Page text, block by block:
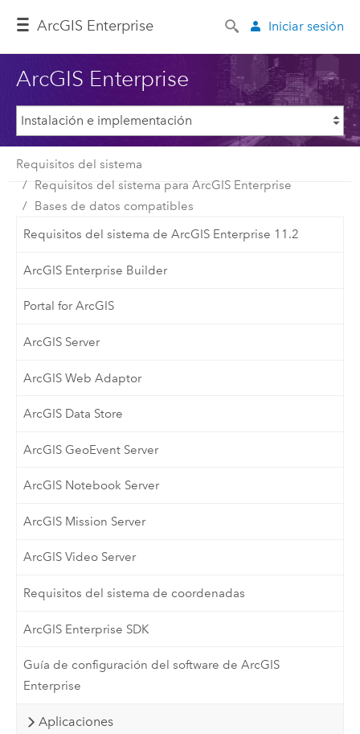
ArcGIS Enterprise Iniciar sesión
ArcGIS Enterprise
Requisitos del sistema
Requisitos del sistema para ArcGIS Enterprise
Bases de datos compatibles
Requisitos del sistema de ArcGIS Enterprise 11.2
ArcGIS Enterprise Builder
Portal for ArcGIS
ArcGIS Server
ArcGIS Web Adaptor
ArcGIS Data Store
ArcGIS GeoEvent Server
ArcGIS Notebook Server
ArcGIS Mission Server
ArcGIS Video Server
Requisitos del sistema de coordenadas
ArcGIS Enterprise SDK
Guía de configuración del software de ArcGIS
Enterprise
Aplicaciones